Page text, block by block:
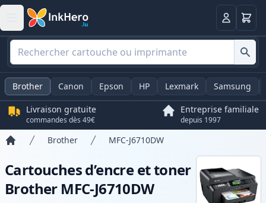
Panier
Brother Canon Epson HP Lexmark Samsung
Livraison gratuite
commandes dès 49€
Entreprise familiale
depuis 1997
Brother MFC-J6710DW
Cartouches d’encre et toner
Brother MFC-J6710DW